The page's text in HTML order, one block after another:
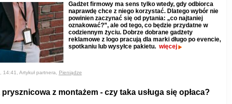
Gadżet firmowy ma sens tylko wtedy, gdy odbiorca
naprawdę chce z niego korzystać. Dlatego wybór nie
powinien zaczynać się od pytania: „co najtaniej
oznakować?”, ale od tego, co będzie przydatne w
codziennym życiu. Dobrze dobrane gadżety
reklamowe z logo pracują dla marki długo po evencie,
spotkaniu lub wysyłce pakietu. więcej
14:41, Artykuł partnera, Pieniądze
prysznicowa z montażem - czy taka usługa się opłaca?